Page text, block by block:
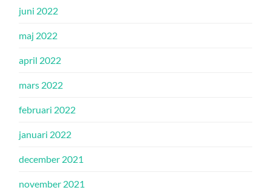
juni 2022
maj 2022
april 2022
mars 2022
februari 2022
januari 2022
december 2021
november 2021